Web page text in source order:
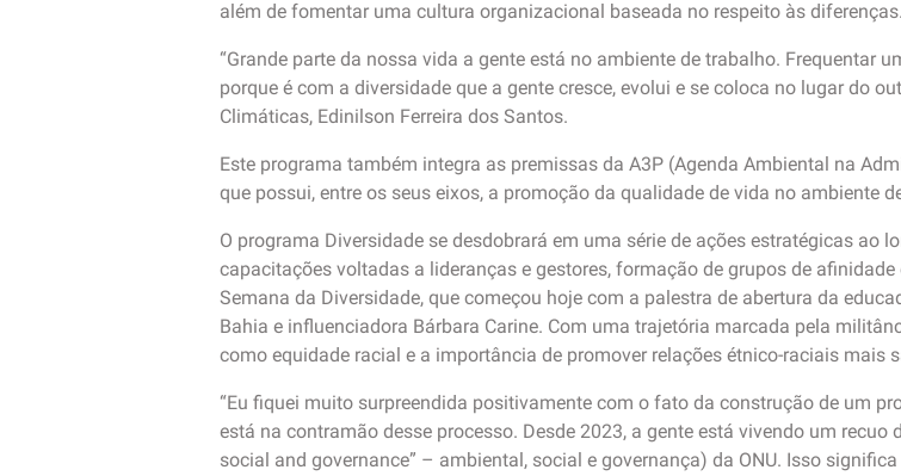
além de fomentar uma cultura organizacional baseada no respeito às diferenças.
“Grande parte da nossa vida a gente está no ambiente de trabalho. Frequentar
porque é com a diversidade que a gente cresce, evolui e se coloca no lugar do
Climáticas, Edinilson Ferreira dos Santos.
Este programa também integra as premissas da A3P (Agenda Ambiental na
que possui, entre os seus eixos, a promoção da qualidade de vida no ambiente
O programa Diversidade se desdobrará em uma série de ações estratégicas ao
capacitações voltadas a lideranças e gestores, formação de grupos de
Semana da Diversidade, que começou hoje com a palestra de abertura da
Bahia e influenciadora Bárbara Carine. Com uma trajetória marcada pela
como equidade racial e a importância de promover relações étnico-raciais mais
“Eu fiquei muito surpreendida positivamente com o fato da construção de um
está na contramão desse processo. Desde 2023, a gente está vivendo um
social and governance” – ambiental, social e governança) da ONU. Isso